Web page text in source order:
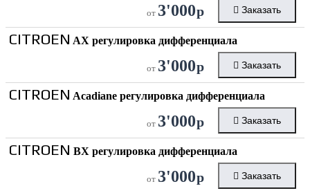
от 3'000р Заказать
CITROEN AX регулировка дифференциала
от 3'000р Заказать
CITROEN Acadiane регулировка дифференциала
от 3'000р Заказать
CITROEN BX регулировка дифференциала
от 3'000р Заказать